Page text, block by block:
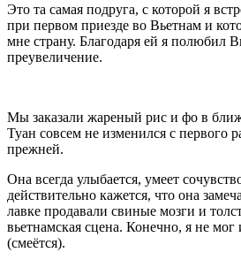
Это та самая подруга, с которой я
при первом приезде во Вьетнам и
мне страну. Благодаря ей я полюбил
преувеличение.
Мы заказали жареный рис и фо в
Туан совсем не изменился с первого
прежней.
Она всегда улыбается, умеет
действительно кажется, что она
лавке продавали свиные мозги и
вьетнамская сцена. Конечно, я не мог
(смеётся).